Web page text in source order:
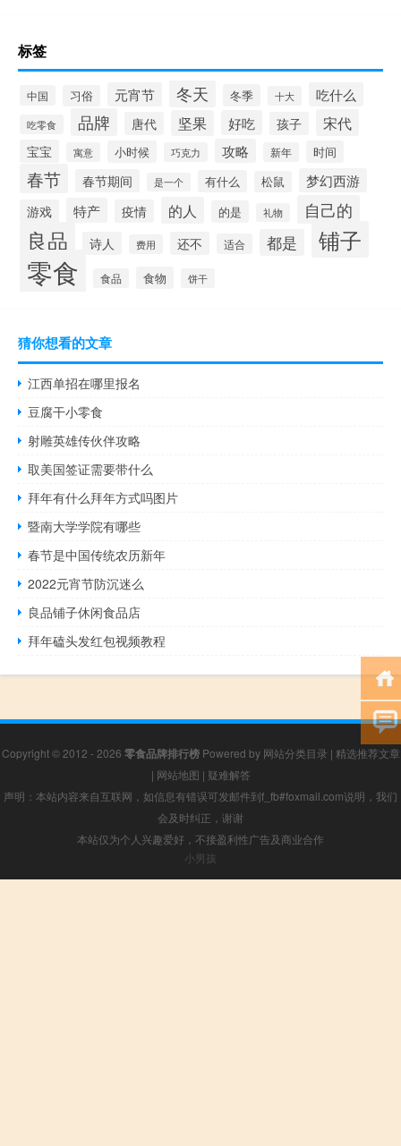
标签
中国 习俗 元宵节 冬天 冬季 十大 吃什么
吃零食 品牌 唐代 坚果 好吃 孩子 宋代
宝宝 寓意 小时候 巧克力 攻略 新年 时间
春节 春节期间 是一个 有什么 松鼠 梦幻西游
游戏 特产 疫情 的人 的是 礼物 自己的
良品 诗人 费用 还不 适合 都是 铺子
零食 食品 食物 饼干
猜你想看的文章
江西单招在哪里报名
豆腐干小零食
射雕英雄传伙伴攻略
取美国签证需要带什么
拜年有什么拜年方式吗图片
暨南大学学院有哪些
春节是中国传统农历新年
2022元宵节防沉迷么
良品铺子休闲食品店
拜年磕头发红包视频教程
Copyright © 2012 - 2026 零食品牌排行榜Powered by 网站分类目录 | 精选推荐文章
| 网站地图 | 疑难解答
声明：本站内容来自互联网，如信息有错误可发邮件到f_fb#foxmail.com说明，我们
会及时纠正，谢谢
本站仅为个人兴趣爱好，不接盈利性广告及商业合作
小男孩